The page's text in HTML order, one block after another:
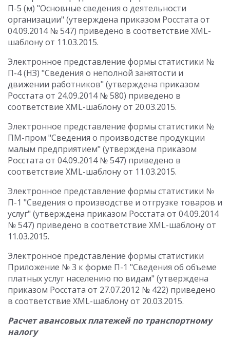
П-5 (м) "Основные сведения о деятельности
организации" (утверждена приказом Росстата от
04.09.2014 № 547) приведено в соответствие XML-
шаблону от 11.03.2015.
Электронное представление формы статистики №
П-4 (НЗ) "Сведения о неполной занятости и
движении работников" (утверждена приказом
Росстата от 24.09.2014 № 580) приведено в
соответствие XML-шаблону от 20.03.2015.
Электронное представление формы статистики №
ПМ-пром "Сведения о производстве продукции
малым предприятием" (утверждена приказом
Росстата от 04.09.2014 № 547) приведено в
соответствие XML-шаблону от 11.03.2015.
Электронное представление формы статистики №
П-1 "Сведения о производстве и отгрузке товаров и
услуг" (утверждена приказом Росстата от 04.09.2014
№ 547) приведено в соответствие XML-шаблону от
11.03.2015.
Электронное представление формы статистики
Приложение № 3 к форме П-1 "Сведения об объеме
платных услуг населению по видам" (утверждена
приказом Росстата от 27.07.2012 № 422) приведено
в соответствие XML-шаблону от 20.03.2015.
Расчет авансовых платежей по транспортному
налогу